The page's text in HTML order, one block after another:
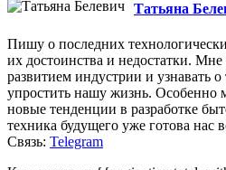
Татьяна
Пишу о последних
их достоинства и недостатки. Мне
развитием индустрии и узнавать
упростить нашу жизнь. Особенно
новые тенденции в разработке
техника будущего уже готова нас
Связь: Telegram